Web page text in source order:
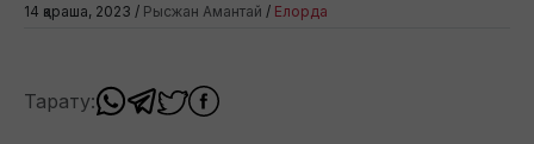
14 қараша, 2023 / Рысжан Амантай / Елорда
Тарату: